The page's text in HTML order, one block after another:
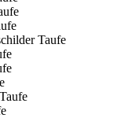
Taufe